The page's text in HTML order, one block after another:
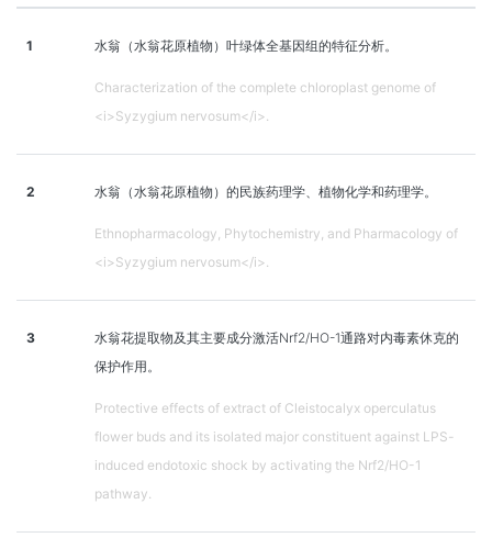
1 水翁（水翁花原植物）叶绿体全基因组的特征分析。
Characterization of the complete chloroplast genome of
<i>Syzygium nervosum</i>.
2 水翁（水翁花原植物）的民族药理学、植物化学和药理学。
Ethnopharmacology, Phytochemistry, and Pharmacology of
<i>Syzygium nervosum</i>.
3
水翁花提取物及其主要成分激活Nrf2/HO-1通路对内毒素休克的
保护作用。
Protective effects of extract of Cleistocalyx operculatus
flower buds and its isolated major constituent against LPS-
induced endotoxic shock by activating the Nrf2/HO-1
pathway.